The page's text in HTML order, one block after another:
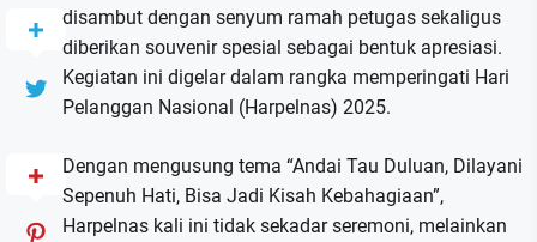
disambut dengan senyum ramah petugas sekaligus
diberikan souvenir spesial sebagai bentuk apresiasi.
Kegiatan ini digelar dalam rangka memperingati Hari
Pelanggan Nasional (Harpelnas) 2025.
Dengan mengusung tema “Andai Tau Duluan, Dilayani
Sepenuh Hati, Bisa Jadi Kisah Kebahagiaan”,
Harpelnas kali ini tidak sekadar seremoni, melainkan